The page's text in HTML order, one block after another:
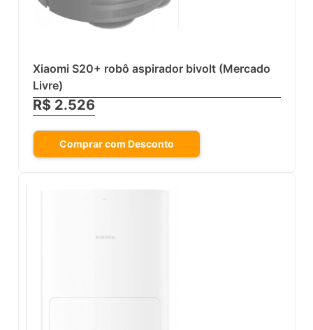
Xiaomi S20+ robô aspirador bivolt (Mercado
Livre)
R$ 2.526
Comprar com Desconto